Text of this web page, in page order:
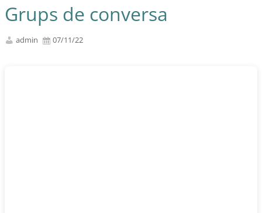
Grups de conversa
admin 07/11/22